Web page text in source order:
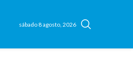
sábado 8 agosto, 2026